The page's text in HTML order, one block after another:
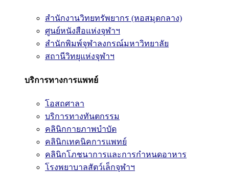
สำนักงานวิทยทรัพยากร (หอสมุดกลาง)
ศูนย์หนังสือแห่งจุฬาฯ
สำนักพิมพ์จุฬาลงกรณ์มหาวิทยาลัย
สถานีวิทยุแห่งจุฬาฯ
บริการทางการแพทย์
โอสถศาลา
บริการทางทันตกรรม
คลินิกกายภาพบำบัด
คลินิกเทคนิคการแพทย์
คลินิกโภชนาการและการกำหนดอาหาร
โรงพยาบาลสัตว์เล็กจุฬาฯ